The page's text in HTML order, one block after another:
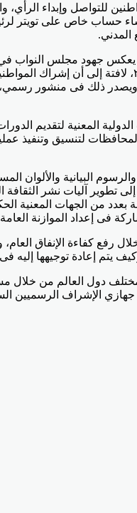
للتواصل وإبداء الرأي،
حساب خاص على تويتر
المدني.
الفرعي للرقابة على الموازنة، ارتفع بشكل ملحوظ فى ٢٠١٩ حيث حقق ٥٠
المثمر بين وحدة الشفافية والمشاركة المجتمعية، ولجنة الخطة والموازنة وبعض
ويصدر ذلك فى منشور
المعنية لتقديم الدورات
لتنسيق وتنفيذ
البيانية والألوان
تطوير آليات نشر الثقافة
من الجهات المعنية
فى إعداد الموازنة العامة
كفاءة الإنفاق العام،
يتم إعادة توجيهها
دول العالم من خلال
جهازي الإشراف الرسميين